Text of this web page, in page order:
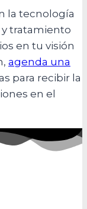
la tecnología
y tratamiento
en tu visión
agenda una
para recibir la
en el